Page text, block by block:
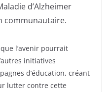
d’Alzheimer
communautaire.
l’avenir pourrait
initiatives
d’éducation, créant
lutter contre cette